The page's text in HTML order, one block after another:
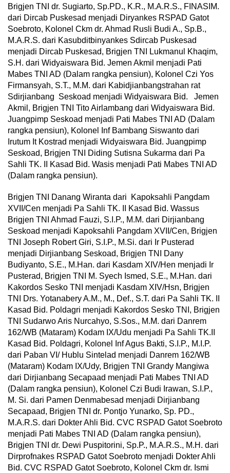
Brigjen TNI dr. Sugiarto, Sp.PD., K.R., M.A.R.S., FINASIM.
dari Dircab Puskesad menjadi Diryankes RSPAD Gatot
Soebroto, Kolonel Ckm dr. Ahmad Rusli Budi A., Sp.B.,
M.A.R.S. dari Kasubditbinyankes Sdircab Puskesad
menjadi Dircab Puskesad, Brigjen TNI Lukmanul Khaqim,
S.H. dari Widyaiswara Bid. Jemen Akmil menjadi Pati
Mabes TNI AD (Dalam rangka pensiun), Kolonel Czi Yos
Firmansyah, S.T., M.M. dari Kabidjianbangstrahan rat
Sdirjianbang Seskoad menjadi Widyaiswara Bid. Jemen
Akmil, Brigjen TNI Tito Airlambang dari Widyaiswara Bid.
Juangpimp Seskoad menjadi Pati Mabes TNI AD (Dalam
rangka pensiun), Kolonel Inf Bambang Siswanto dari
Irutum It Kostrad menjadi Widyaiswara Bid. Juangpimp
Seskoad, Brigjen TNI Diding Sutisna Sukarma dari Pa
Sahli TK. II Kasad Bid. Wasis menjadi Pati Mabes TNI AD
(Dalam rangka pensiun).
Brigjen TNI Danang Wiranta dari Kapoksahli Pangdam
XVII/Cen menjadi Pa Sahli TK. II Kasad Bid. Wassus
Brigjen TNI Ahmad Fauzi, S.I.P., M.M. dari Dirjianbang
Seskoad menjadi Kapoksahli Pangdam XVII/Cen, Brigjen
TNI Joseph Robert Giri, S.I.P., M.Si. dari Ir Pusterad
menjadi Dirjianbang Seskoad, Brigjen TNI Dany
Budiyanto, S.E., M.Han. dari Kasdam XIV/Hen menjadi Ir
Pusterad, Brigjen TNI M. Syech Ismed, S.E., M.Han. dari
Kakordos Sesko TNI menjadi Kasdam XIV/Hsn, Brigjen
TNI Drs. Yotanabery A.M., M., Def., S.T. dari Pa Sahli TK. II
Kasad Bid. Poldagri menjadi Kakordos Sesko TNI, Brigjen
TNI Sudarwo Aris Nurcahyo, S.Sos., M.M. dari Danrem
162/WB (Mataram) Kodam IX/Udu menjadi Pa Sahli TK.II
Kasad Bid. Poldagri, Kolonel Inf Agus Bakti, S.I.P., M.I.P.
dari Paban VI/ Hublu Sintelad menjadi Danrem 162/WB
(Mataram) Kodam IX/Udy, Brigjen TNI Grandy Mangiwa
dari Dirjianbang Secapaad menjadi Pati Mabes TNI AD
(Dalam rangka pensiun), Kolonel Czi Budi Irawan, S.I.P.,
M. Si. dari Pamen Denmabesad menjadi Dirjianbang
Secapaad, Brigjen TNI dr. Pontjo Yunarko, Sp. PD.,
M.A.R.S. dari Dokter Ahli Bid. CVC RSPAD Gatot Soebroto
menjadi Pati Mabes TNI AD (Dalam rangka pensiun),
Brigjen TNI dr. Dewi Puspitorini, Sp.P., M.A.R.S., M.H. dari
Dirprofnakes RSPAD Gatot Soebroto menjadi Dokter Ahli
Bid. CVC RSPAD Gatot Soebroto, Kolonel Ckm dr. Ismi